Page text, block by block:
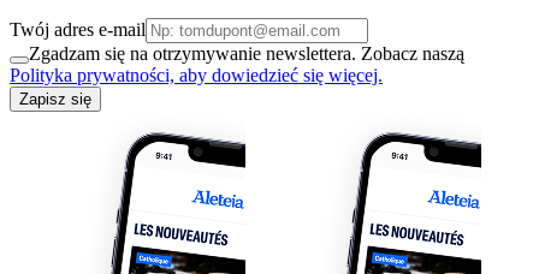
Twój adres e-mail
Zgadzam się na otrzymywanie newslettera. Zobacz naszą
Polityka prywatności, aby dowiedzieć się więcej.
Zapisz się